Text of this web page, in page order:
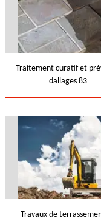
Traitement curatif et
dallages 83
Travaux de